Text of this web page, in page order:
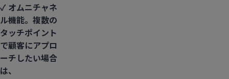
✓ オムニチャネ
ル機能。 複数の
タッチポイント
で顧客にアプロ
ーチしたい場合
は、